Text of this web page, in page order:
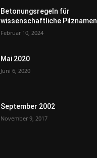
Betonungsregeln für
wissenschaftliche Pilznamen
Februar 10, 2024
Mai 2020
Juni 6, 2020
September 2002
November 9, 2017